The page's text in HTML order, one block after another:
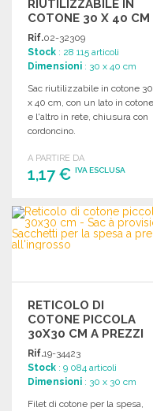
RIUTILIZZABILE IN
COTONE 30 X 40 CM
Rif.02-32309
Stock : 28 115 articoli
Dimensioni : 30 x 40 cm
Sac riutilizzabile in cotone 30
x 40 cm, con un lato in cotone
e l'altro in rete, chiusura con
cordoncino.
A PARTIRE DA
1,17 € IVA ESCLUSA
ORDINARE
Richiedi un preventivo
RETICOLO DI
COTONE PICCOLA
30X30 CM A PREZZI
ALL'INGROSSO
Rif.19-34423
Stock : 9 084 articoli
Dimensioni : 30 x 30 cm
Filet di cotone per la spesa,